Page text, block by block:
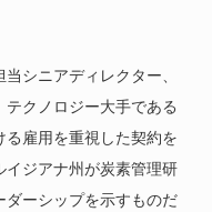
シニアディレクター、
クノロジー大手である
雇用を重視した契約を
ジアナ州が炭素管理研
ダーシップを示すものだ